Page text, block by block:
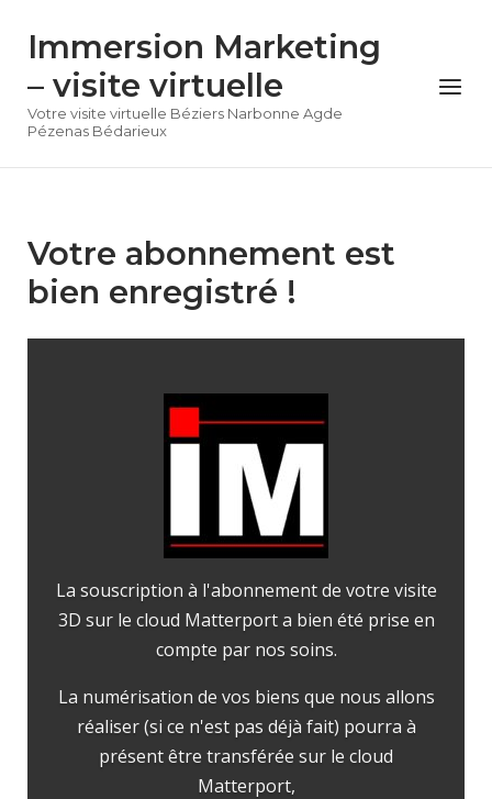
Immersion Marketing
– visite virtuelle
Votre visite virtuelle Béziers Narbonne Agde
Pézenas Bédarieux
Menu
Votre abonnement est
bien enregistré !
La souscription à l'abonnement de votre visite
3D sur le cloud Matterport a bien été prise en
compte par nos soins.
La numérisation de vos biens que nous allons
réaliser (si ce n'est pas déjà fait) pourra à
présent être transférée sur le cloud
Matterport,